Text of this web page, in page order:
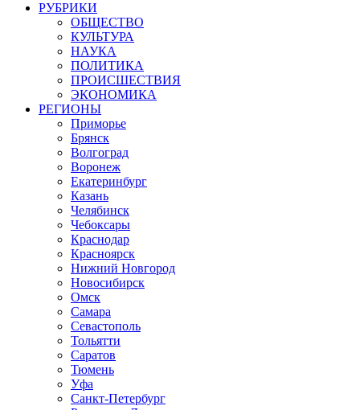
РУБРИКИ
ОБЩЕСТВО
КУЛЬТУРА
НАУКА
ПОЛИТИКА
ПРОИСШЕСТВИЯ
ЭКОНОМИКА
РЕГИОНЫ
Приморье
Брянск
Волгоград
Воронеж
Екатеринбург
Казань
Челябинск
Чебоксары
Краснодар
Красноярск
Нижний Новгород
Новосибирск
Омск
Самара
Севастополь
Тольятти
Саратов
Тюмень
Уфа
Санкт-Петербург